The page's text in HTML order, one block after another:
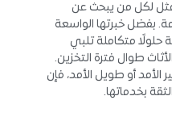
لكل من يبحث عن
بفضل خبرتها الواسعة
حلولًا متكاملة تلبي
طوال فترة التخزين.
أو طويل الأمد، فإن
بخدماتها.